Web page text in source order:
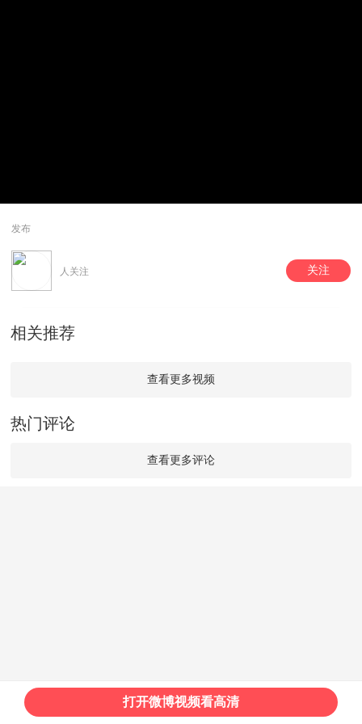
发布
人关注 关注
相关推荐
查看更多视频
热门评论
查看更多评论
打开微博视频看高清